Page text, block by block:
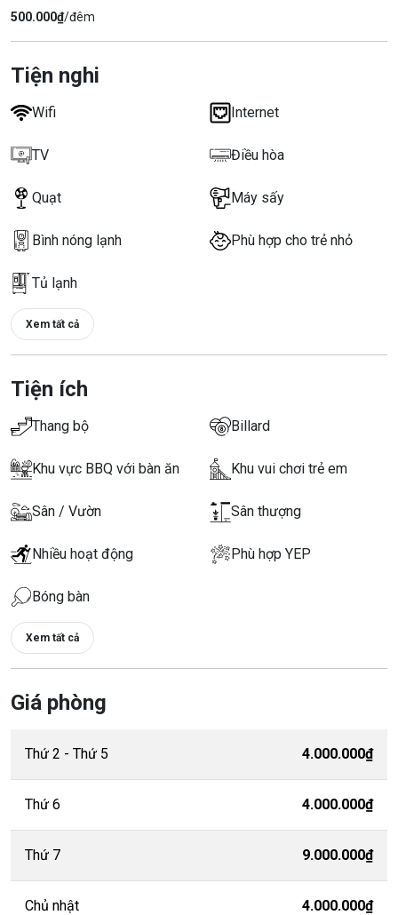
500.000₫/đêm
Tiện nghi
Wifi Internet
TV Điều hòa
Quạt Máy sấy
Bình nóng lạnh Phù hợp cho trẻ nhỏ
Tủ lạnh
Xem tất cả
Tiện ích
Thang bộ Billard
Khu vực BBQ với bàn ăn Khu vui chơi trẻ em
Sân / Vườn Sân thượng
Nhiều hoạt động Phù hợp YEP
Bóng bàn
Xem tất cả
Giá phòng
Thứ 2 - Thứ 5 4.000.000₫
Thứ 6 4.000.000₫
Thứ 7 9.000.000₫
Chủ nhật 4.000.000₫